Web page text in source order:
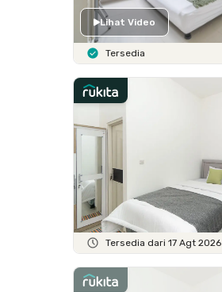
Lihat Video
Tersedia
Tersedia dari 17 Agt 2026